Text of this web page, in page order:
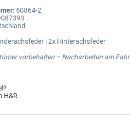
60864-2
| 2x Hinterachsfeder
vorbehalten – Nacharbeiten am
H&R